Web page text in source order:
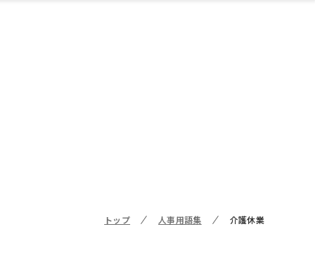
トップ 人事用語集 介護休業